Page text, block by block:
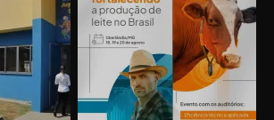
Uberlândia recebe o projeto “Experiência Rio”
no dia 17 de junho